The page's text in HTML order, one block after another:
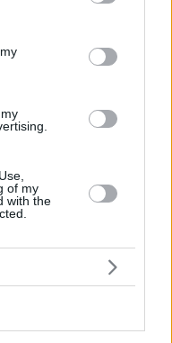
its third-party tags to
in below Google
of my
with the
βροχές,
κεραυνούς
λόγο για
πιθανές
κόκκων και
που μπορεί